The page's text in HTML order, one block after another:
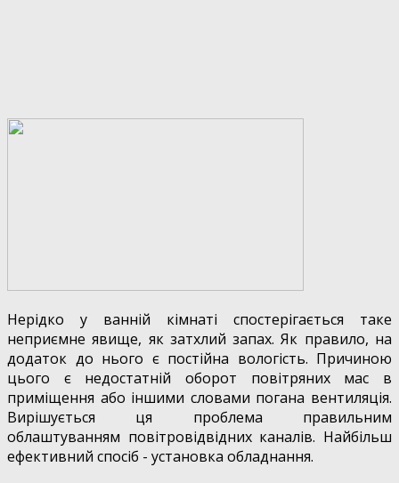
Нерідко у ванній кімнаті спостерігається таке
неприємне явище, як затхлий запах. Як правило, на
додаток до нього є постійна вологість. Причиною
цього є недостатній оборот повітряних мас в
приміщення або іншими словами погана вентиляція.
Вирішується ця проблема правильним
облаштуванням повітровідвідних каналів. Найбільш
ефективний спосіб - установка обладнання.